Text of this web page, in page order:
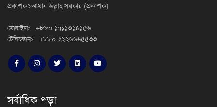
প্রকাশকঃ আমান উল্লাহ সরকার (প্রকাশক)
মোবাইলঃ +৮৮০ ১৭১১৩১৪১৫৬
টেলিফোনঃ +৮৮০ ২২২৬৬৬৫৫৩৩
সর্বাধিক পড়া